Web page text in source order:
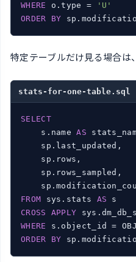
WHERE o.type =
'U'
ORDER
BY
特定テーブルだけ見る場合は
stats-for-one-table.sql
SELECT
    s.name
AS
    sp.last_updated,
    sp.rows,
    sp.rows_sampled,
FROM sys.stats AS
CROSS
APPLY
WHERE s.object_id =
ORDER
BY